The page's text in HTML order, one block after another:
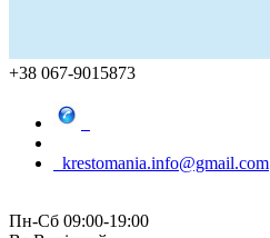
+38 067-9015873
krestomania.info@gmail.com
Пн-Сб 09:00-19:00